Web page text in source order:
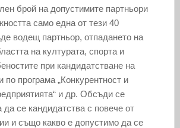
брой на допустимите партньори
само една от тези 40
водещ партньор, отпадането на
на културата, спорта и
при кандидатстване на
по програма „Конкурентност и
и др. Обсъди се
да се кандидатства с повече от
и също какво е допустимо да се